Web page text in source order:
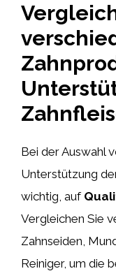
Bei der Auswahl
Unterstützung
wichtig, auf
Vergleichen Sie
Zahnseiden,
Reiniger, um die